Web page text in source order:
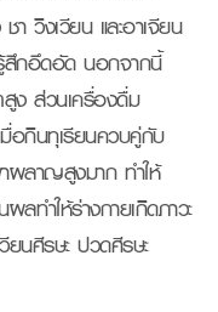
า วิงเวียน และอาเจียน
สึกอึดอัด นอกจากนี้
สูง ส่วนเครื่องดื่ม
อกินทุเรียนควบคู่กับ
ผลาญสูงมาก ทำให้
ทำให้ร่างกายเกิดภาวะ
นศีรษะ ปวดศีรษะ